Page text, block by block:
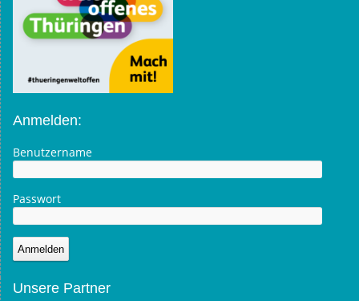
Anmelden:
Benutzername
Passwort
Unsere Partner